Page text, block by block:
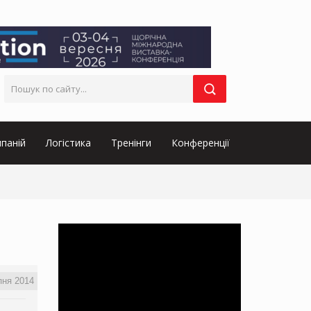
Логістика Тренінги Конференції
2014